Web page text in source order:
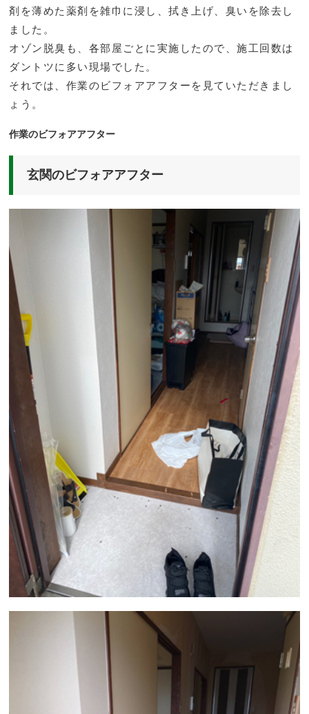
剤を薄めた薬剤を雑巾に浸し、拭き上げ、臭いを除去し
ました。
オゾン脱臭も、各部屋ごとに実施したので、施工回数は
ダントツに多い現場でした。
それでは、作業のビフォアアフターを見ていただきまし
ょう。
作業のビフォアアフター
玄関のビフォアアフター